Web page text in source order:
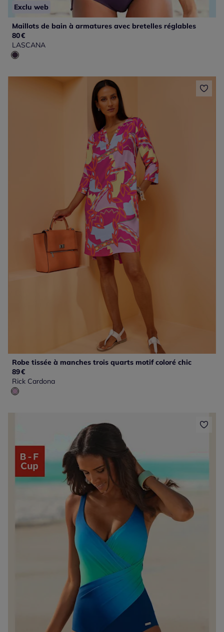
Exclu web
Maillots de bain à armatures avec bretelles réglables
80€
LASCANA
Robe tissée à manches trois quarts motif coloré chic
89€
Rick Cardona